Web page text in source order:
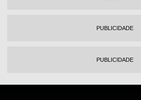
PUBLICIDADE
PUBLICIDADE